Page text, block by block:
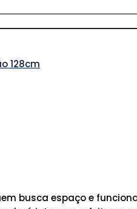
128cm
busca espaço e